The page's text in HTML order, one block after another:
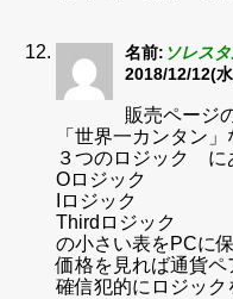
名前: ソレス
2018/12/12(
販売ページ
「世界一カンタン」
３つのロジック に
Oロジック
Iロジック
Thirdロジック
の小さい表をPCに
価格を見れば通貨
確信犯的にロジック